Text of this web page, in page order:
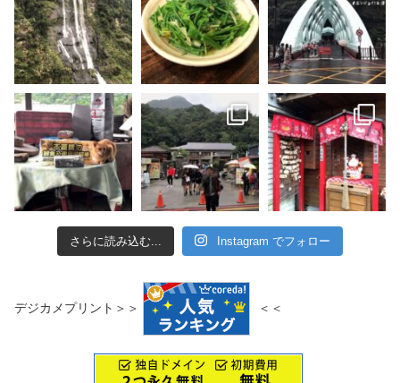
さらに読み込む... Instagram でフォロー
デジカメプリント＞＞ ＜＜